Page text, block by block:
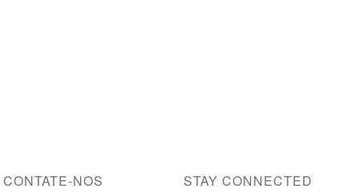
CONTATE-NOS STAY CONNECTED